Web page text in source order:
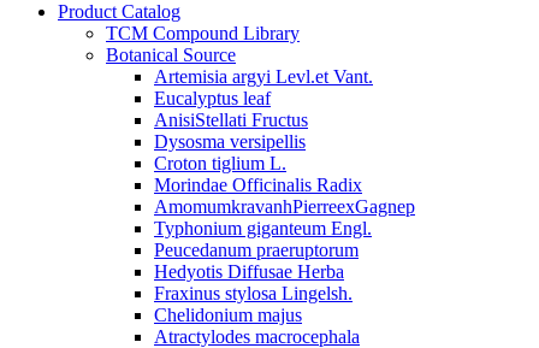
Product Catalog
TCM Compound Library
Botanical Source
Artemisia argyi Levl.et Vant.
Eucalyptus leaf
AnisiStellati Fructus
Dysosma versipellis
Croton tiglium L.
Morindae Officinalis Radix
AmomumkravanhPierreexGagnep
Typhonium giganteum Engl.
Peucedanum praeruptorum
Hedyotis Diffusae Herba
Fraxinus stylosa Lingelsh.
Chelidonium majus
Atractylodes macrocephala